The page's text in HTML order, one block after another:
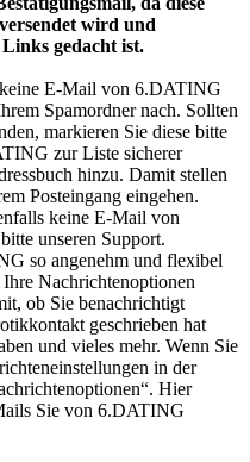
wird und
gedacht ist.
E-Mail von 6.DATING
Spamordner nach. Sollten
markieren Sie diese bitte
zur Liste sicherer
hinzu. Damit stellen
Posteingang eingehen.
keine E-Mail von
unseren Support.
so angenehm und flexibel
Nachrichtenoptionen
ob Sie benachrichtigt
geschrieben hat
und vieles mehr. Wenn Sie
in der
Hier
Sie von 6.DATING